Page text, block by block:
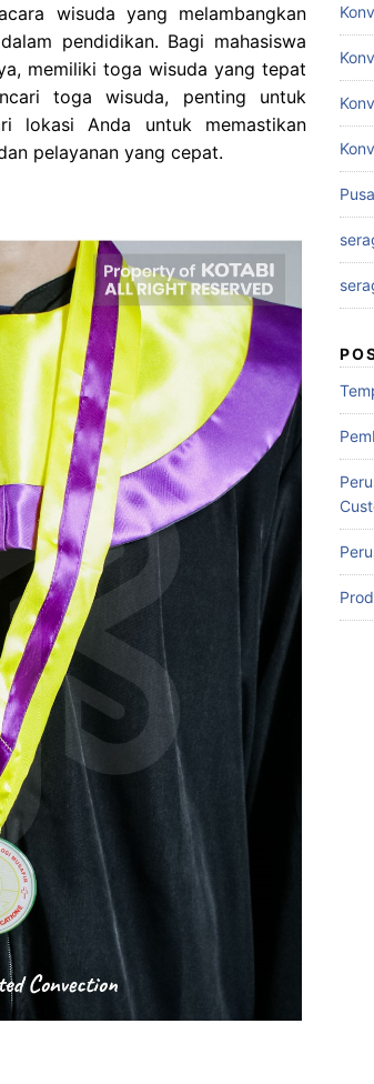
wisuda yang melambangkan
pendidikan. Bagi mahasiswa
memiliki toga wisuda yang tepat
toga wisuda, penting untuk
lokasi Anda untuk memastikan
pelayanan yang cepat.